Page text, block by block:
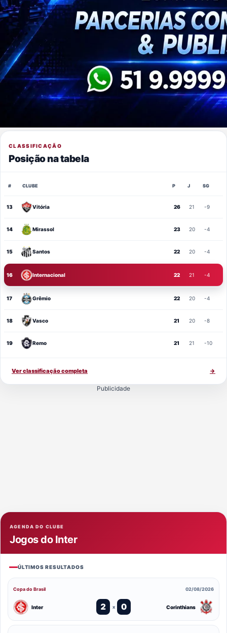
CLASSIFICAÇÃO
Posição na tabela
# CLUBE P J SG
13 Vitória 26 21 -9
14 Mirassol 23 20 -4
15 Santos 22 20 -4
16 Internacional 22 21 -4
17 Grêmio 22 20 -4
18 Vasco 21 20 -8
19 Remo 21 21 -10
Ver classificação completa →
Publicidade
AGENDA DO CLUBE
Jogos do Inter
ÚLTIMOS RESULTADOS
Copa do Brasil 02/08/2026
Inter 2 x 0 Corinthians